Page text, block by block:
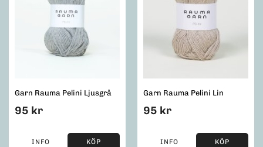
Garn Rauma Pelini Ljusgrå
95 kr
INFO KÖP
Garn Rauma Pelini Lin
95 kr
INFO KÖP